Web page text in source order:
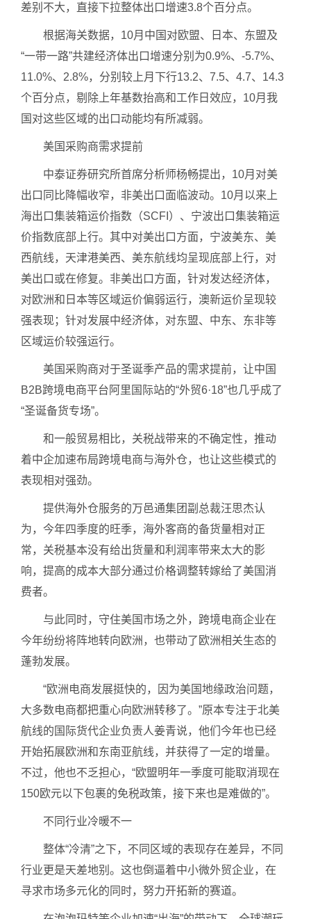
差别不大，直接下拉整体出口增速3.8个百分点。
根据海关数据，10月中国对欧盟、日本、东盟及
“一带一路”共建经济体出口增速分别为0.9%、-5.7%、
11.0%、2.8%，分别较上月下行13.2、7.5、4.7、14.3
个百分点，剔除上年基数抬高和工作日效应，10月我
国对这些区域的出口动能均有所减弱。
美国采购商需求提前
中泰证券研究所首席分析师杨畅提出，10月对美
出口同比降幅收窄，非美出口面临波动。10月以来上
海出口集装箱运价指数（SCFI）、宁波出口集装箱运
价指数底部上行。其中对美出口方面，宁波美东、美
西航线，天津港美西、美东航线均呈现底部上行，对
美出口或在修复。非美出口方面，针对发达经济体，
对欧洲和日本等区域运价偏弱运行，澳新运价呈现较
强表现；针对发展中经济体，对东盟、中东、东非等
区域运价较强运行。
美国采购商对于圣诞季产品的需求提前，让中国
B2B跨境电商平台阿里国际站的“外贸6·18”也几乎成了
“圣诞备货专场”。
和一般贸易相比，关税战带来的不确定性，推动
着中企加速布局跨境电商与海外仓，也让这些模式的
表现相对强劲。
提供海外仓服务的万邑通集团副总裁汪思杰认
为，今年四季度的旺季，海外客商的备货量相对正
常，关税基本没有给出货量和利润率带来太大的影
响，提高的成本大部分通过价格调整转嫁给了美国消
费者。
与此同时，守住美国市场之外，跨境电商企业在
今年纷纷将阵地转向欧洲，也带动了欧洲相关生态的
蓬勃发展。
“欧洲电商发展挺快的，因为美国地缘政治问题，
大多数电商都把重心向欧洲转移了。”原本专注于北美
航线的国际货代企业负责人姜青说，他们今年也已经
开始拓展欧洲和东南亚航线，并获得了一定的增量。
不过，他也不乏担心，“欧盟明年一季度可能取消现在
150欧元以下包裹的免税政策，接下来也是难做的”。
不同行业冷暖不一
整体“冷清”之下，不同区域的表现存在差异，不同
行业更是天差地别。这也倒逼着中小微外贸企业，在
寻求市场多元化的同时，努力开拓新的赛道。